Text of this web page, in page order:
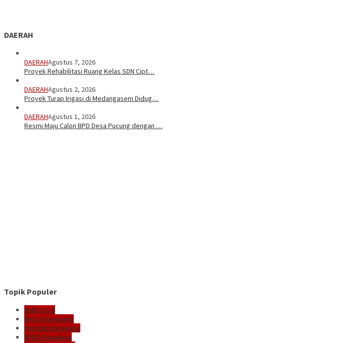
DAERAH
DAERAHAgustus 7, 2026
Proyek Rehabilitasi Ruang Kelas SDN Cipt…
DAERAHAgustus 2, 2026
Proyek Turap Irigasi di Medangasem Didug…
DAERAHAgustus 1, 2026
Resmi Maju Calon BPD Desa Pucung dengan …
Topik Populer
delik.co.id
Berita Karawang
Pemkab Karawang
DPRD Karawang